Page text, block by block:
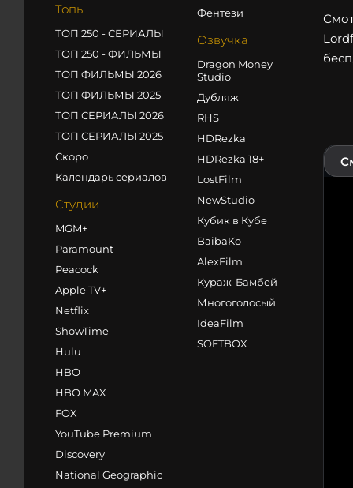
Топы
ТОП 250 - СЕРИАЛЫ
ТОП 250 - ФИЛЬМЫ
ТОП ФИЛЬМЫ 2026
ТОП ФИЛЬМЫ 2025
ТОП СЕРИАЛЫ 2026
ТОП СЕРИАЛЫ 2025
Скоро
Календарь сериалов
Студии
MGM+
Paramount
Peacock
Apple TV+
Netflix
ShowTime
Hulu
HBO
HBO MAX
FOX
YouTube Premium
Discovery
National Geographic
Фентези
Озвучка
Dragon Money
Studio
Дубляж
RHS
HDRezka
HDRezka 18+
LostFilm
NewStudio
Кубик в Кубе
BaibaKo
AlexFilm
Кураж-Бамбей
Многоголосый
IdeaFilm
SOFTBOX